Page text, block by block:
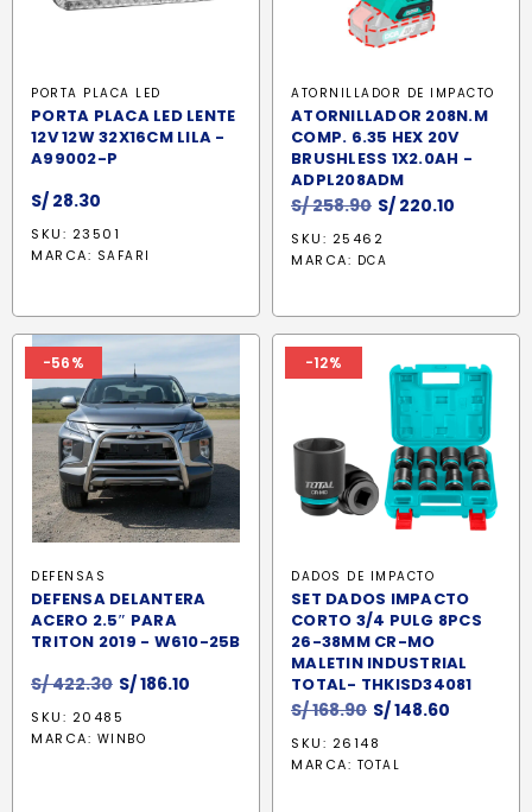
PORTA PLACA LED
PORTA PLACA LED LENTE
12V 12W 32X16CM LILA -
A99002-P
S/ 28.30
SKU: 23501
MARCA: SAFARI
ATORNILLADOR DE IMPACTO
ATORNILLADOR 208N.M
COMP. 6.35 HEX 20V
BRUSHLESS 1X2.0AH -
ADPL208ADM
S/258.90 El
precio
original
S/ 220.10
SKU: 25462
MARCA: DCA
-56%
DEFENSAS
DEFENSA DELANTERA
ACERO 2.5″ PARA
TRITON 2019 - W610-25B
S/422.30 El
precio
original
S/186.10
SKU: 20485
MARCA: WINBO
-12%
DADOS DE IMPACTO
SET DADOS IMPACTO
CORTO 3/4 PULG 8PCS
26-38MM CR-MO
MALETIN INDUSTRIAL
TOTAL- THKISD34081
S/168.90 El
precio
original
S/148.60
SKU: 26148
MARCA: TOTAL